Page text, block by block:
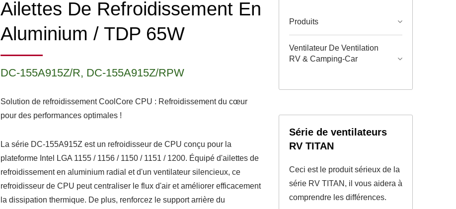
Ailettes De Refroidissement En
Aluminium / TDP 65W
DC-155A915Z/R, DC-155A915Z/RPW
Solution de refroidissement CoolCore CPU : Refroidissement du cœur
pour des performances optimales !
La série DC-155A915Z est un refroidisseur de CPU conçu pour la
plateforme Intel LGA 1155 / 1156 / 1150 / 1151 / 1200. Équipé d'ailettes de
refroidissement en aluminium radial et d'un ventilateur silencieux, ce
refroidisseur de CPU peut centraliser le flux d'air et améliorer efficacement
la dissipation thermique. De plus, renforcez le support arrière du
Produits
Ventilateur De Ventilation
RV & Camping-Car
Série de ventilateurs
RV TITAN
Ceci est le produit sérieux de la
série RV TITAN, il vous aidera à
comprendre les différences.